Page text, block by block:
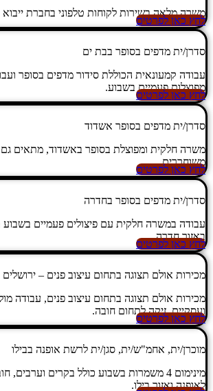
משרה מלאה בשירות לקוחות טלפוני בחברת ייבוא
לחץ כאן לפרטים
סדרן/ית מדפים בסופר בבת ים
עבודה קמעונאית הכוללת סידור מדפים בסופר
מפוצלות פעמיים בשבוע.
לחץ כאן לפרטים
סדרן/ית מדפים בסופר אשדוד
משרה חלקית ומפוצלת בסופר באשדוד, מתאים גם
משוחררים.
לחץ כאן לפרטים
סדרן/ית מדפים בסופר בחדרה
עבודה במשרה חלקית עם פיצולים פעמיים בשבוע
באזור חדרה.
לחץ כאן לפרטים
מכירות אולם תצוגה בתחום עיצוב פנים – ירושלים
מכירות אולם תצוגה בתחום עיצוב פנים, עבודה
ועסקיים, זיקה לתחום חובה.
לחץ כאן לפרטים
מוכרן/ית, אחמ"ש/ית, סגן/ית לרשת אופנה בבילו
מינימום 4 משמרות בשבוע כולל בקרים וערבים,
לאופנה ואזור בילו.